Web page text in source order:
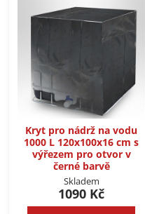
Kryt pro nádrž na vodu
1000 L 120x100x16 cm s
výřezem pro otvor v
černé barvě
Skladem
1090 Kč